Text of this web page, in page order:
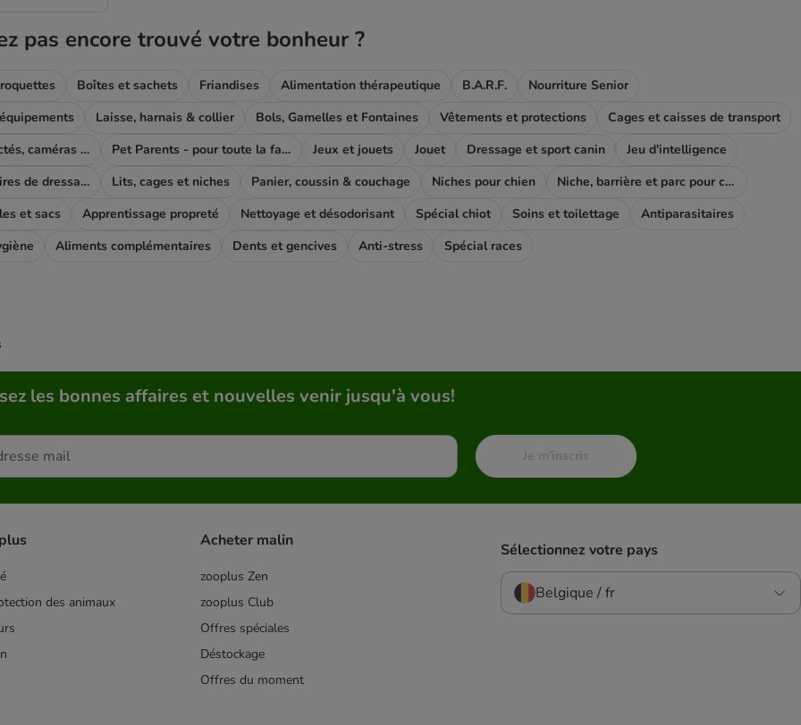
pas encore trouvé votre bonheur ?
Boîtes et sachets Friandises Alimentation thérapeutique B.A.R.F.
Nourriture Senior
Laisse, harnais & collier Bols, Gamelles et Fontaines Vêtements et protections
Cages et caisses de transport
Produits connectés, caméras et GPS
Pet Parents - pour toute la famille Jeux et jouets Jouet Dressage et sport canin
Jeu d'intelligence
Autres accessoires de dressage
Lits, cages et niches Panier, coussin & couchage Niches pour chien
Niche, barrière et parc pour chien
et sacs Apprentissage propreté Nettoyage et désodorisant Spécial chiot Soins et toilettage
Antiparasitaires
Aliments complémentaires Dents et gencives Anti-stress Spécial races
les bonnes affaires et nouvelles venir jusqu'à vous!
Je m'inscris
des animaux
Acheter malin
zooplus Zen
zooplus Club
Offres spéciales
Déstockage
Offres du moment
Sélectionnez votre pays
Belgique / fr